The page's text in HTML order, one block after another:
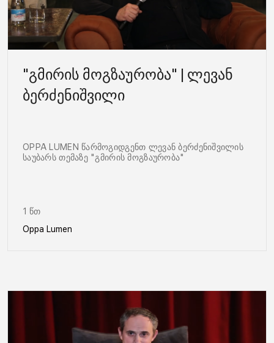
"გმირის მოგზაურობა" | ლევან
ბერძენიშვილი
OPPA LUMEN წარმოგიდგენთ ლევან ბერძენიშვილის
საუბარს თემაზე "გმირის მოგზაურობა"
1 წთ
Oppa Lumen